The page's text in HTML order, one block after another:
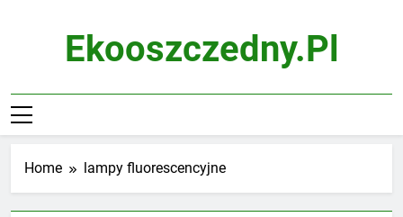
Ekooszczedny.pl
Home lampy fluorescencyjne